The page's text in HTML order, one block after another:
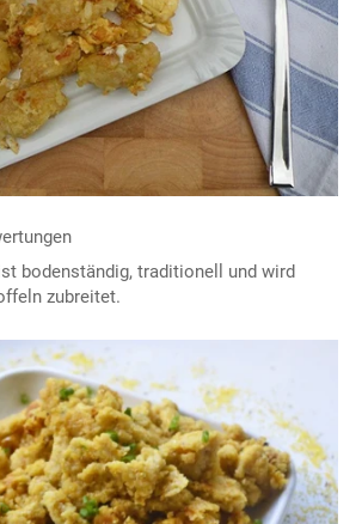
bodenständig, traditionell und wird
zubreitet.